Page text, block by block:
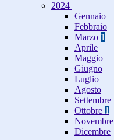
2024
Gennaio
Febbraio
Marzo 1
Aprile
Maggio
Giugno
Luglio
Agosto
Settembre
Ottobre 1
Novembre
Dicembre